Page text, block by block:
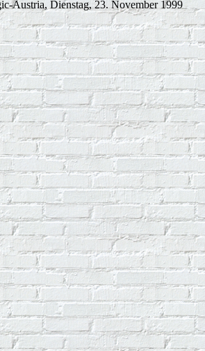
Austria, Dienstag, 23. November 1999